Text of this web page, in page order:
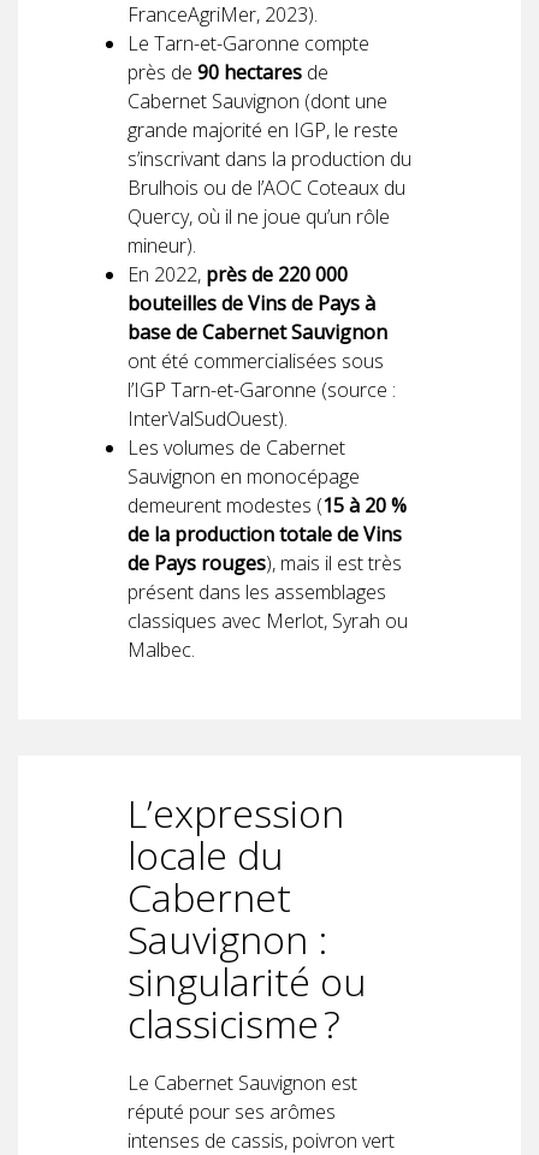
FranceAgriMer, 2023).
Le Tarn-et-Garonne compte
près de 90 hectares de
Cabernet Sauvignon (dont une
grande majorité en IGP, le reste
s’inscrivant dans la production du
Brulhois ou de l’AOC Coteaux du
Quercy, où il ne joue qu’un rôle
mineur).
En 2022, près de 220 000
bouteilles de Vins de Pays à
base de Cabernet Sauvignon
ont été commercialisées sous
l’IGP Tarn-et-Garonne (source :
InterValSudOuest).
Les volumes de Cabernet
Sauvignon en monocépage
demeurent modestes (15 à 20 %
de la production totale de Vins
de Pays rouges), mais il est très
présent dans les assemblages
classiques avec Merlot, Syrah ou
Malbec.
L’expression
locale du
Cabernet
Sauvignon :
singularité ou
classicisme ?
Le Cabernet Sauvignon est
réputé pour ses arômes
intenses de cassis, poivron vert